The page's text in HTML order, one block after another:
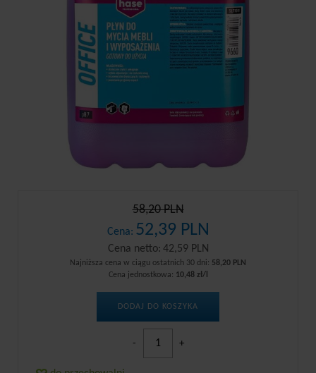
58,20 PLN
Cena: 52,39 PLN
Cena netto: 42,59 PLN
Najniższa cena w ciągu ostatnich 30 dni: 58,20 PLN
Cena jednostkowa: 10,48 zł/l
DODAJ DO KOSZYKA
- +